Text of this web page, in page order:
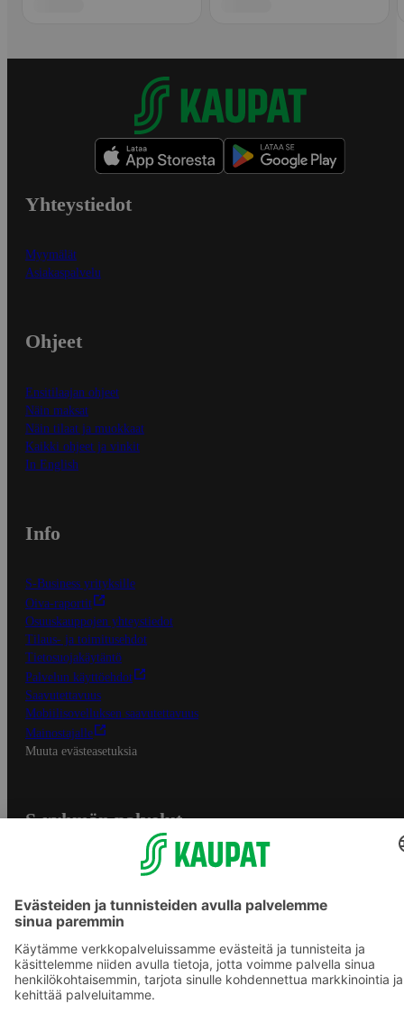
Yhteystiedot
Myymälät
Asiakaspalvelu
Ohjeet
Ensitilaajan ohjeet
Näin maksat
Näin tilaat ja muokkaat
Kaikki ohjeet ja vinkit
In English
Info
S-Business yrityksille
Oiva-raportit
Osuuskauppojen yhteystiedot
Tilaus- ja toimitusehdot
Tietosuojakäytäntö
Palvelun käyttöehdot
Saavutettavuus
Mobiilisovelluksen saavutettavuus
Mainostajalle
Muuta evästeasetuksia
S-ryhmän palvelut
Yhteishyvä Ruoka -sovellus
S-ostoslista -sovellus
Prisma.fi
Sokos.fi
S-Pankki